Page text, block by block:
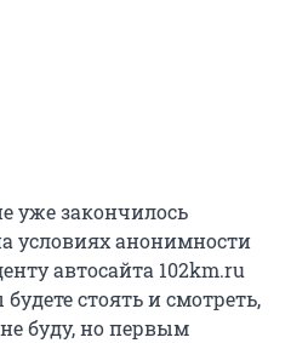
уже закончилось
условиях анонимности
автосайта 102km.ru
стоять и смотреть,
буду, но первым